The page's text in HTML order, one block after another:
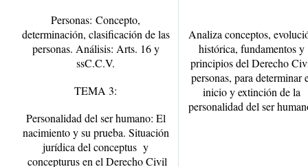
Personas: Concepto,
determinación, clasificación de las
personas. Análisis: Arts. 16 y
ssC.C.V.
TEMA 3:
Personalidad del ser humano: El
nacimiento y su prueba. Situación
jurídica del conceptus y
concepturus en el Derecho Civil
Analiza conceptos,
histórica, fundamentos y
principios del Derecho
personas, para determinar
inicio y extinción de la
personalidad del ser